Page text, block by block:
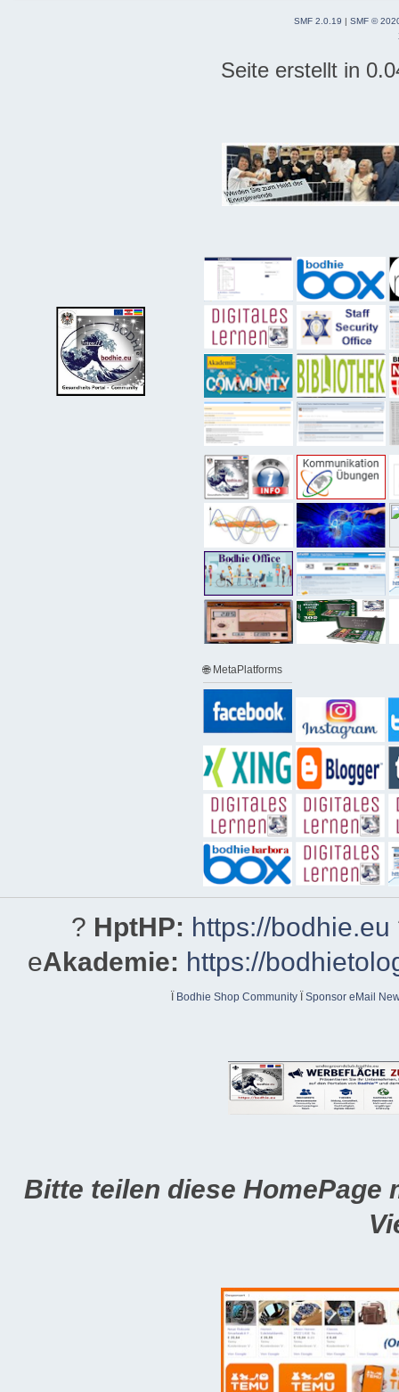
SMF 2.0.19 |SMF ©
Seite erstellt in
🌐 MetaPlatforms
? HptHP: https://bodhie.eu
eAkademie: https://
Bodhie Shop CommunityÏ Sponsor eMail
Bitte teilen diese HomePage